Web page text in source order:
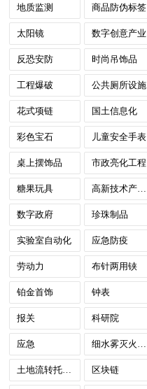
地质监测 商品防伪标签
太阳镜 数字创意产业
反恐安防 时尚吊饰品
工程爆破 公共厕所设施
花式项链 国土信息化
彩色宝石 儿童安全手表
桌上摆饰品 市政亮化工程
糖果玩具 高新技术产业园
数字政府 珍珠制品
实验室自动化 应急防疫
劳动力 布针两用铗
铂金首饰 钟表
报关 科研院
应急
区块链